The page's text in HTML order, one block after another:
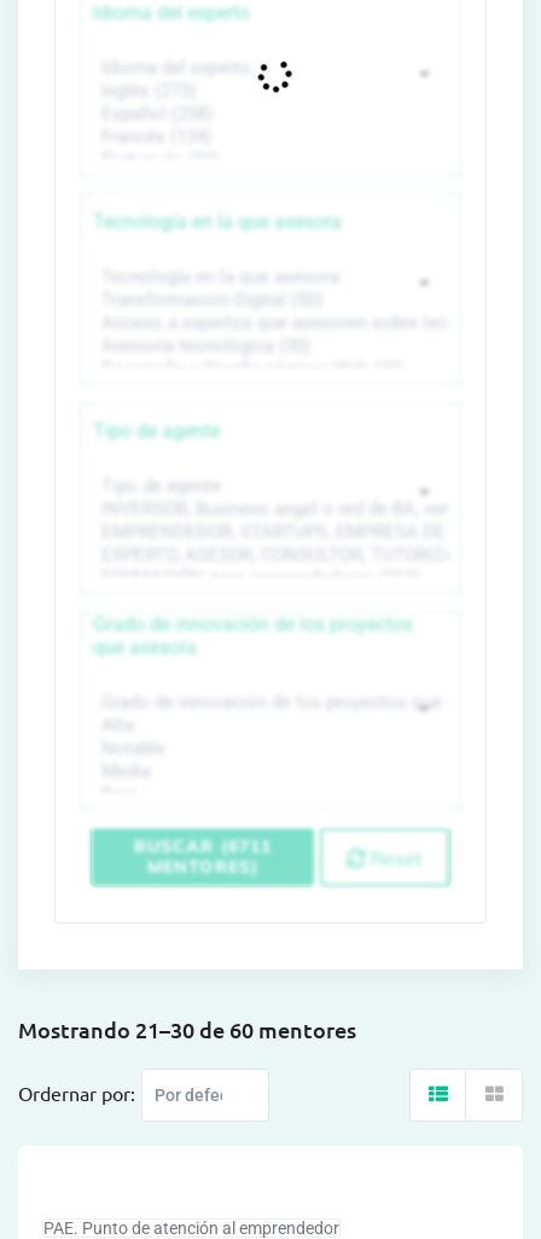
Idioma del experto
Tecnología en la que asesora
Tipo de agente
Grado de innovación de los proyectos
que asesora
BUSCAR (6711
MENTORES)
Reset
Mostrando 21–30 de 60 mentores
Ordernar por:
PAE. Punto de atención al emprendedor